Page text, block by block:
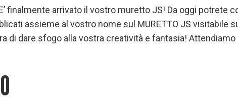
finalmente arrivato il vostro muretto JS! Da oggi potrete
assieme al vostro nome sul MURETTO JS visitabile
di dare sfogo alla vostra creatività e fantasia! Attendiamo